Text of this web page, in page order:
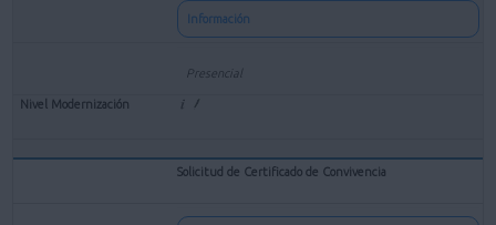
Información
Presencial
Solicitud de Certificado de Convivencia